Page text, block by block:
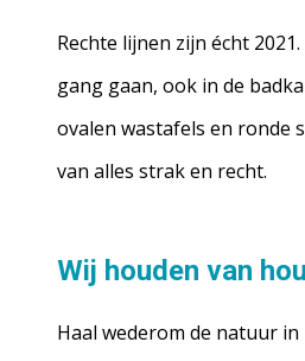
Rechte lijnen zijn écht
gang gaan, ook in de
ovalen wastafels en ronde
van alles strak en recht.
Wij houden van
Haal wederom de natuur